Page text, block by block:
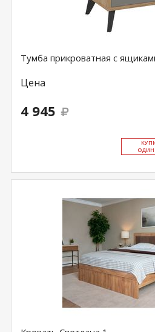
Тумба прикроватная с
Цена
4 945